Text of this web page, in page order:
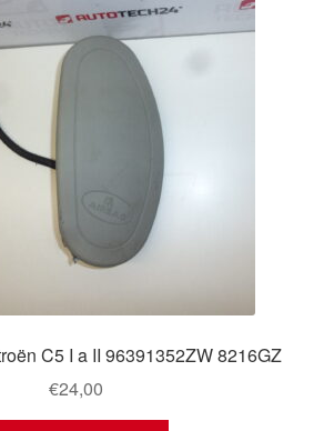
C5 I a II 96391352ZW 8216GZ
€24,00